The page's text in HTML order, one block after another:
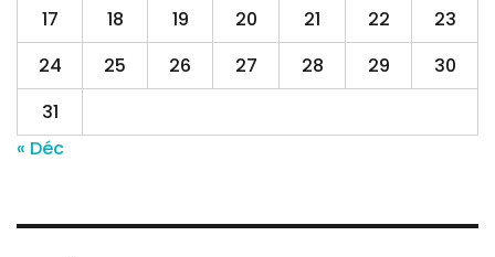
17
18 19 20 21 22
23
24
25 26 27 28 29
30
31
« Déc